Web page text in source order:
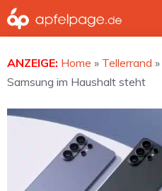
Zum
Inhalt
ANZEIGE: Home » Tellerrand »
Samsung im Haushalt steht